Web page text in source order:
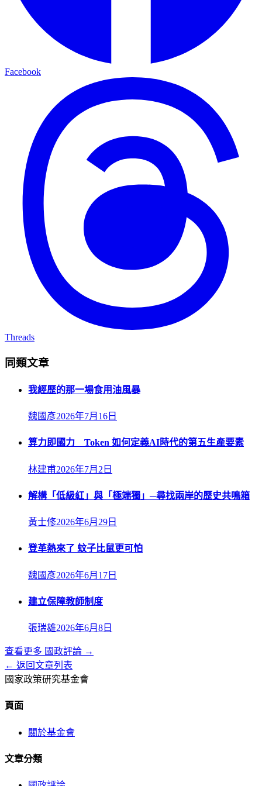
Facebook
Threads
同類文章
我經歷的那一場食用油風暴
魏國彥2026年7月16日
算力即國力 Token 如何定義AI時代的第五生產要素
林建甫2026年7月2日
解構「低級紅」與「極端獨」─尋找兩岸的歷史共鳴箱
黃士修2026年6月29日
登革熱來了 蚊子比鼠更可怕
魏國彥2026年6月17日
建立保障教師制度
張瑞雄2026年6月8日
查看更多 國政評論 →
← 返回文章列表
國家政策研究基金會
頁面
關於基金會
文章分類